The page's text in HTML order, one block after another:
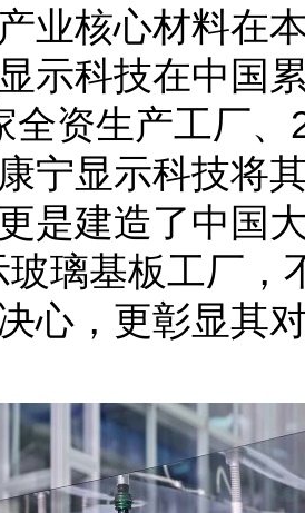
业核心材料在
示科技在中国
全资生产工厂
宁显示科技将
是建造了中国
玻璃基板工厂，
心，更彰显其